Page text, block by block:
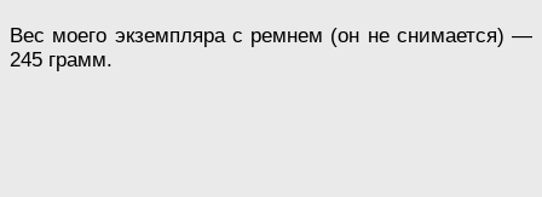
Вес моего экземпляра с ремнем (он не снимается) —
245 грамм.